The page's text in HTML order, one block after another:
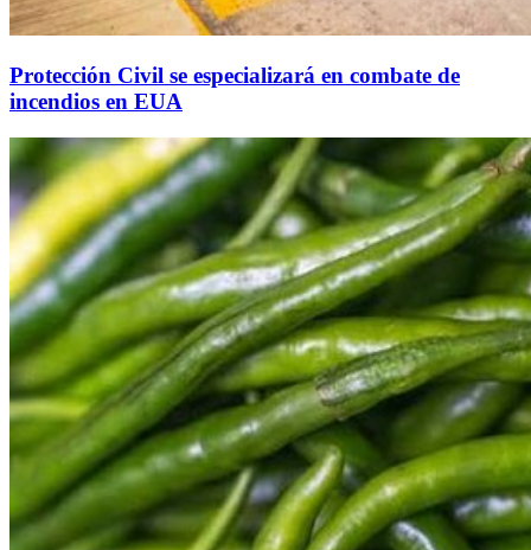
Protección Civil se especializará en combate de
incendios en EUA